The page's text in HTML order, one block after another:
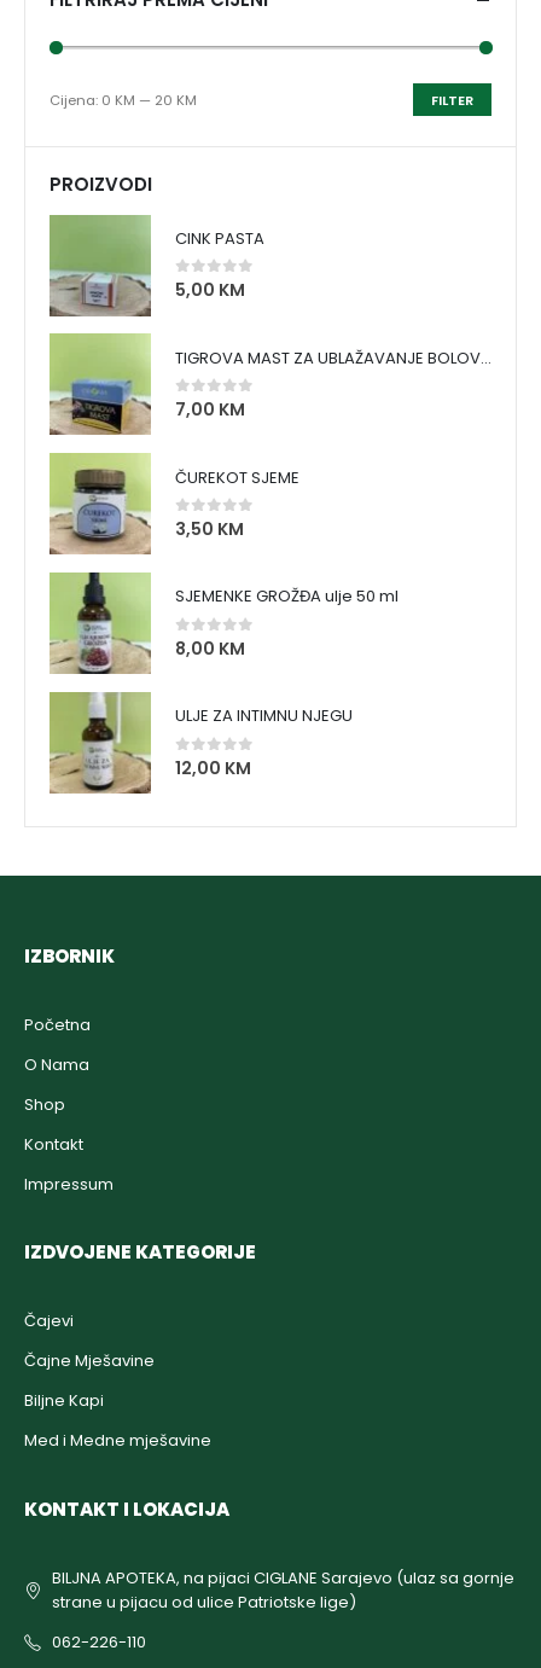
FILTER
Cijena: 0 KM — 20 KM
PROIZVODI
CINK PASTA
0 out of 5
5,00 KM
TIGROVA MAST ZA UBLAŽAVANJE BOLOVA I ZAGRIJAVANJE MIŠIĆA
0 out of 5
7,00 KM
ČUREKOT SJEME
0 out of 5
3,50 KM
SJEMENKE GROŽĐA ulje 50 ml
0 out of 5
8,00 KM
ULJE ZA INTIMNU NJEGU
0out of 5
12,00 KM
IZBORNIK
Početna
O Nama
Shop
Kontakt
Impressum
IZDVOJENE KATEGORIJE
Čajevi
Čajne Mješavine
Biljne Kapi
Med i Medne mješavine
KONTAKT I LOKACIJA
BILJNA APOTEKA, na pijaci CIGLANE Sarajevo (ulaz sa gornje
strane u pijacu od ulice Patriotske lige)
062-226-110